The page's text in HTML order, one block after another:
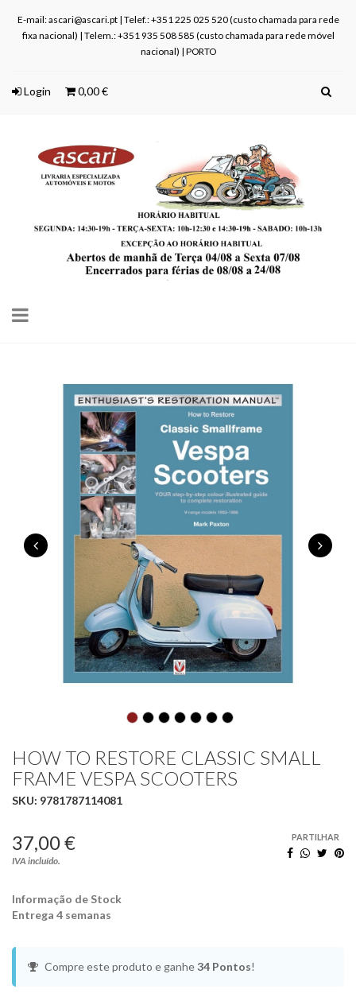
E-mail: ascari@ascari.pt | Telef.: +351 225 025 520 (custo chamada para rede
fixa nacional) | Telem.: +351 935 508 585 (custo chamada para rede móvel
nacional) | PORTO
Login 0,00 €
Toggle
HOW TO RESTORE CLASSIC SMALL
FRAME VESPA SCOOTERS
SKU: 9781787114081
37,00 €
IVA incluído.
PARTILHAR
Informação de Stock
Entrega 4 semanas
Compre este produto e ganhe34 Pontos!